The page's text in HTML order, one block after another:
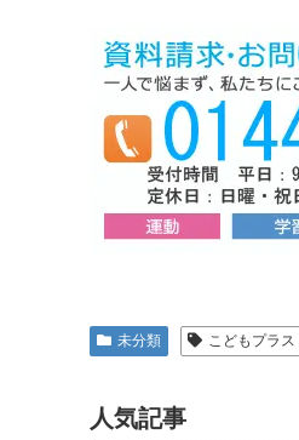
未分類 こどもプラス
人気記事